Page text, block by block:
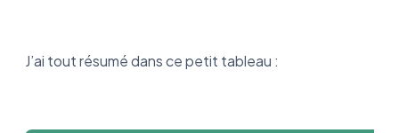
J’ai tout résumé dans ce petit tableau :